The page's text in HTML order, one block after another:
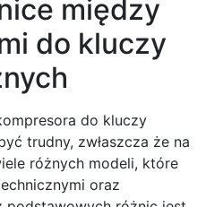
między
do kluczy
do kluczy
trudny, zwłaszcza że na
różnych modeli, które
oraz